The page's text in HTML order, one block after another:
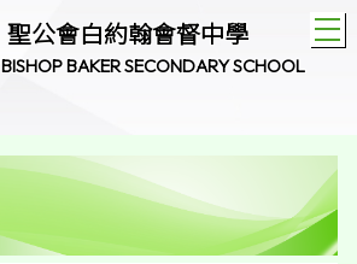
聖公會白約翰會督中學
BAKER SECONDARY SCHOOL